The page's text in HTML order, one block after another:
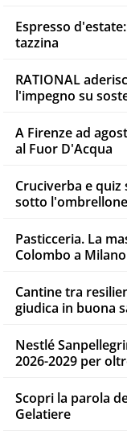
Espresso
tazzina
RATIONAL
l'impegno su
A Firenze ad
al Fuor D'Acqua
Cruciverba e
sotto l'ombrellone
Pasticceria. La
Colombo a Milano
Cantine tra
giudica in buona
Nestlé
2026-2029 per
Scopri la parola
Gelatiere